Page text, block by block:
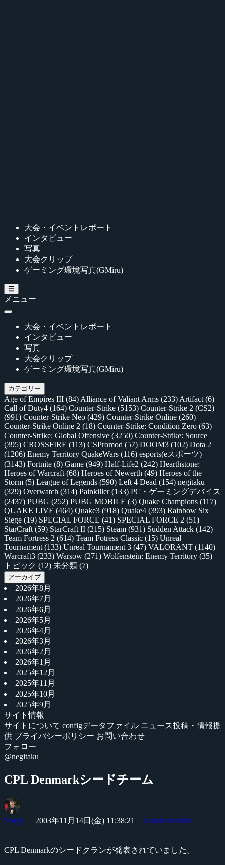
大会・イベントレポート
インタビュー
写真
大会クリップ
ゲーミング環境写真(GMiru)
メニュー
大会・イベントレポート
インタビュー
写真
大会クリップ
ゲーミング環境写真(GMiru)
カテゴリー
Age of Empires III (84) Alliance of Valiant Arms (233) Artifact (6)
Call of Duty4 (164) Counter-Strike (5153) Counter-Strike 2 (CS2)
(991) Counter-Strike Neo (429) Counter-Strike Online (260)
Counter-Strike Online 2 (18) Counter-Strike: Condition Zero (63)
Counter-Strike: Global Offensive (3250) Counter-Strike: Source
(395) CROSSFIRE (113) CSPromod (57) DOOM3 (102) Dota 2
(1206) Enemy Territory QuakeWars (116) esports(eスポーツ)
(3143) Fortnite (8) Game (949) Half-Life2 (242) Hearthstone:
Heroes of Warcraft (68) Heroes of Newerth (49) Heroes of the
Storm (5) League of Legends (590) Left 4 Dead (154) negitaku
(329) Overwatch (314) Painkiller(133) PC・ゲーミングデバイス
(2437) PUBG (252) PUBG MOBILE (3) Quake Champions (117)
QUAKE LIVE (464) Quake3 (918) Quake4 (393) Rainbow Six
Siege (19) SPECIAL FORCE (41) SPECIAL FORCE 2 (51)
StarCraft (59) StarCraft II (215) Steam (931) Sudden Attack (142)
Team Fortress 2 (614) Team Fotress Classic (15) Unreal
Tournament (133) Unreal Tournament 3 (47) VALORANT (1140)
Warcraft3 (233) Warsow (271) Wolfenstein: Enemy Territory (35)
トピック (12) 未分類 (7)
アーカイブ
2026年8月
2026年7月
2026年6月
2026年5月
2026年4月
2026年3月
2026年2月
2026年1月
2025年12月
2025年11月
2025年10月
2025年9月
サイト情報
サイトについて configデータファイル ニュース投稿・情報提
供 プライバシーポリシー お問い合わせ
フォロー
@negitaku
CPL Denmarkシードチーム
Yossy 2003年11月14日(金) 11:38:21 Counter-Strike
CPL Denmarkのシードクランが発表されていました。